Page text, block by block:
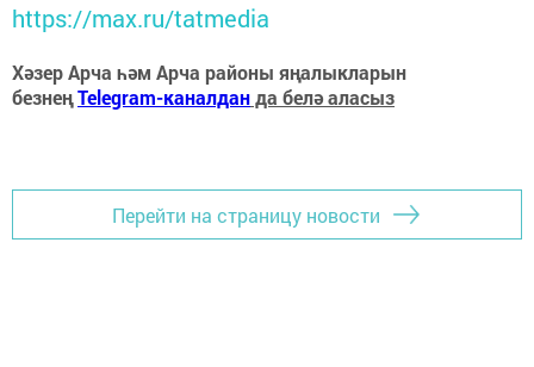
https://max.ru/tatmedia
Хәзер Арча һәм Арча районы яңалыкларын
безнеңTelegram-каналданда белә аласыз
Перейти на страницу новости